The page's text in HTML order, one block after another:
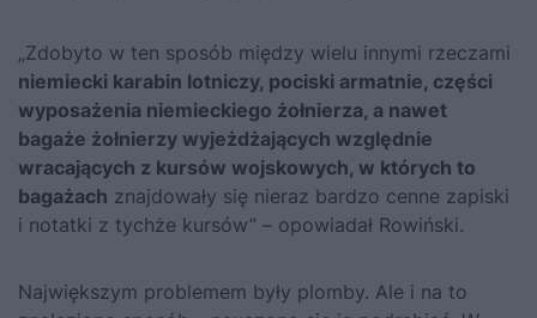
„Zdobyto w ten sposób między wielu innymi rzeczami
niemiecki karabin lotniczy, pociski armatnie, części
wyposażenia niemieckiego żołnierza, a nawet
bagaże żołnierzy wyjeżdżających względnie
wracających z kursów wojskowych, w których to
bagażach znajdowały się nieraz bardzo cenne zapiski
i notatki z tychże kursów” – opowiadał Rowiński.
Największym problemem były plomby. Ale i na to